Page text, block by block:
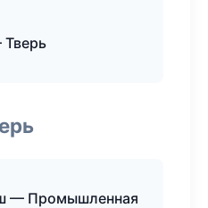
— Промышленная